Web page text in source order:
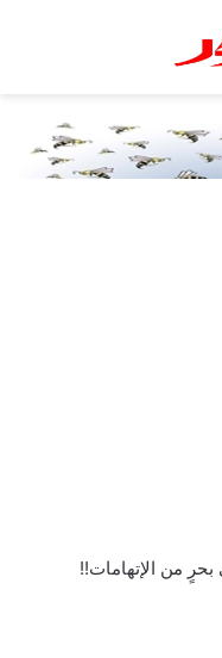
بحرٍ من الإتهامات!!